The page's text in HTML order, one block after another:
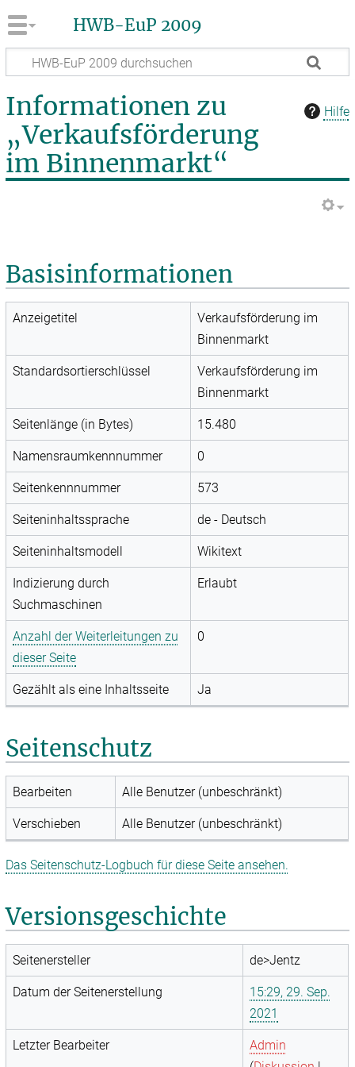
HWB-EuP 2009
Hilfe
Informationen zu
„Verkaufsförderung
im Binnenmarkt“
Basisinformationen
Anzeigetitel
Verkaufsförderung im
Binnenmarkt
Standardsortierschlüssel
Verkaufsförderung im
Binnenmarkt
Seitenlänge (in Bytes) 15.480
Namensraumkennnummer 0
Seitenkennnummer 573
Seiteninhaltssprache de - Deutsch
Seiteninhaltsmodell Wikitext
Indizierung durch
Suchmaschinen
Erlaubt
Anzahl der Weiterleitungen zu
dieser Seite
0
Gezählt als eine Inhaltsseite Ja
Seitenschutz
Bearbeiten Alle Benutzer (unbeschränkt)
Verschieben Alle Benutzer (unbeschränkt)
Das Seitenschutz-Logbuch für diese Seite ansehen.
Versionsgeschichte
Seitenersteller de>Jentz
Datum der Seitenerstellung
15:29, 29. Sep.
2021
Letzter Bearbeiter
Admin